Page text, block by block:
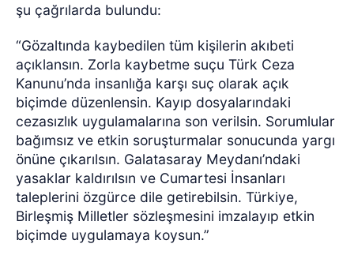
şu çağrılarda bulundu:
“Gözaltında kaybedilen tüm kişilerin akıbeti
açıklansın. Zorla kaybetme suçu Türk Ceza
Kanunu’nda insanlığa karşı suç olarak açık
biçimde düzenlensin. Kayıp dosyalarındaki
cezasızlık uygulamalarına son verilsin. Sorumlular
bağımsız ve etkin soruşturmalar sonucunda yargı
önüne çıkarılsın. Galatasaray Meydanı’ndaki
yasaklar kaldırılsın ve Cumartesi İnsanları
taleplerini özgürce dile getirebilsin. Türkiye,
Birleşmiş Milletler sözleşmesini imzalayıp etkin
biçimde uygulamaya koysun.”